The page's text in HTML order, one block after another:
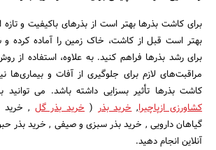
برای کاشت بذرها بهتر است از بذرهای باکیفیت و
بهتر است قبل از کاشت، خاک زمین را آماده کرده
برای رشد بذرها فراهم کنید. به علاوه، استفاده از
مراقبت‌های لازم برای جلوگیری از آفات و بیماری‌ها
کاشت بذرها تأثیر بسزایی داشته باشد. می توانید
کشاورزی ازپاچیرا,خرید بذر ( خرید بذر گل , خرید
گیاهان دارویی , خرید بذر سبزی و صیفی , خرید بذر
آنلاین انجام دهید.